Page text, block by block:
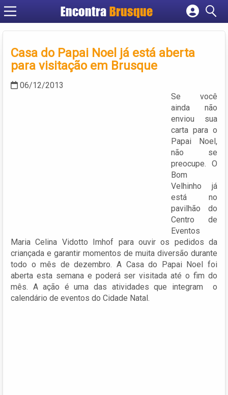
EncontraBrusque
Cadastrar empresa
Criar conta
Casa do Papai Noel já está aberta
para visitação em Brusque
06/12/2013
Se você
ainda não
enviou sua
carta para o
Papai Noel,
não se
preocupe. O
Bom
Velhinho já
está no
pavilhão do
Centro de
Eventos
Maria Celina Vidotto Imhof para ouvir os pedidos da
criançada e garantir momentos de muita diversão durante
todo o mês de dezembro. A Casa do Papai Noel foi
aberta esta semana e poderá ser visitada até o fim do
mês. A ação é uma das atividades que integram o
calendário de eventos do Cidade Natal.